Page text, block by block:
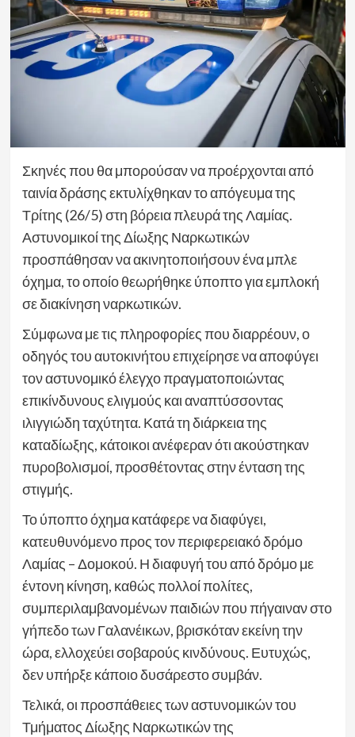
Σκηνές που θα μπορούσαν να προέρχονται από
ταινία δράσης εκτυλίχθηκαν το απόγευμα της
Τρίτης (26/5) στη βόρεια πλευρά της Λαμίας.
Αστυνομικοί της Δίωξης Ναρκωτικών
προσπάθησαν να ακινητοποιήσουν ένα μπλε
όχημα, το οποίο θεωρήθηκε ύποπτο για εμπλοκή
σε διακίνηση ναρκωτικών.
Σύμφωνα με τις πληροφορίες που διαρρέουν, ο
οδηγός του αυτοκινήτου επιχείρησε να αποφύγει
τον αστυνομικό έλεγχο πραγματοποιώντας
επικίνδυνους ελιγμούς και αναπτύσσοντας
ιλιγγιώδη ταχύτητα. Κατά τη διάρκεια της
καταδίωξης, κάτοικοι ανέφεραν ότι ακούστηκαν
πυροβολισμοί, προσθέτοντας στην ένταση της
στιγμής.
Το ύποπτο όχημα κατάφερε να διαφύγει,
κατευθυνόμενο προς τον περιφερειακό δρόμο
Λαμίας – Δομοκού. Η διαφυγή του από δρόμο με
έντονη κίνηση, καθώς πολλοί πολίτες,
συμπεριλαμβανομένων παιδιών που πήγαιναν στο
γήπεδο των Γαλανέικων, βρισκόταν εκείνη την
ώρα, ελλοχεύει σοβαρούς κινδύνους. Ευτυχώς,
δεν υπήρξε κάποιο δυσάρεστο συμβάν.
Τελικά, οι προσπάθειες των αστυνομικών του
Τμήματος Δίωξης Ναρκωτικών της